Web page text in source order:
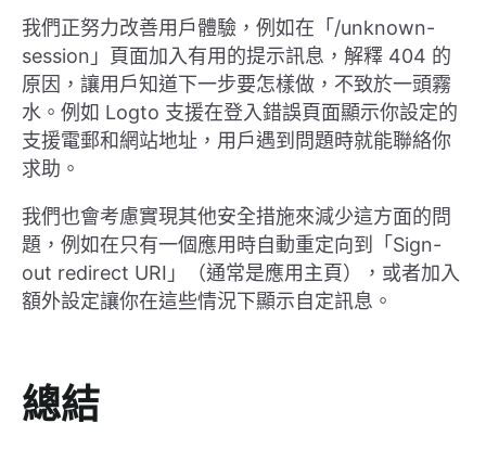
我們正努力改善用戶體驗，例如在「/unknown-
session」頁面加入有用的提示訊息，解釋 404 的
原因，讓用戶知道下一步要怎樣做，不致於一頭霧
水。例如 Logto 支援在登入錯誤頁面顯示你設定的
支援電郵和網站地址，用戶遇到問題時就能聯絡你
求助。
我們也會考慮實現其他安全措施來減少這方面的問
題，例如在只有一個應用時自動重定向到「Sign-
out redirect URI」（通常是應用主頁），或者加入
額外設定讓你在這些情況下顯示自定訊息。
總結